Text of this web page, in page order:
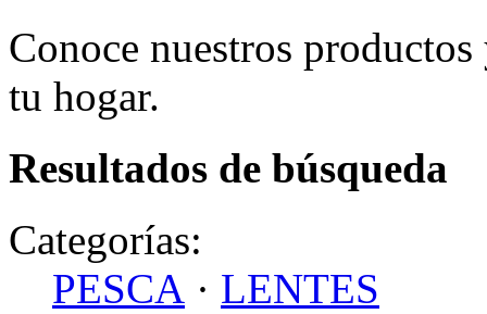
Conoce nuestros
tu hogar.
Resultados de búsqueda
Categorías:
PESCA · LENTES